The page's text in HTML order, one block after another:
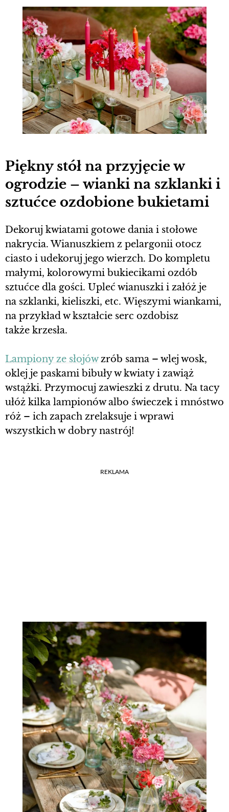
Piękny stół na przyjęcie w
ogrodzie – wianki na szklanki i
sztućce ozdobione bukietami
Dekoruj kwiatami gotowe dania i stołowe
nakrycia. Wianuszkiem z pelargonii otocz
ciasto i udekoruj jego wierzch. Do kompletu
małymi, kolorowymi bukiecikami ozdób
sztućce dla gości. Upleć wianuszki i załóż je
na szklanki, kieliszki, etc. Więszymi wiankami,
na przykład w kształcie serc ozdobisz
także krzesła.
Lampiony ze słojówzrób sama – wlej wosk,
oklej je paskami bibuły w kwiaty i zawiąż
wstążki. Przymocuj zawieszki z drutu. Na tacy
ułóż kilka lampionów albo świeczek i mnóstwo
róż – ich zapach zrelaksuje i wprawi
wszystkich w dobry nastrój!
REKLAMA